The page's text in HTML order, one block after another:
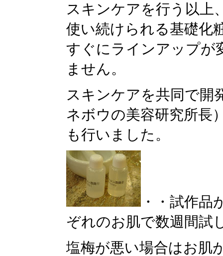
スキンケアを行う以上
使い続けられる基礎化
すぐにラインアップが
ません。
スキンケアを共同で開
ネボウの美容研究所長
も行いました。
・・試作品
ぞれのお肌で数週間試
塩梅が悪い場合はお肌